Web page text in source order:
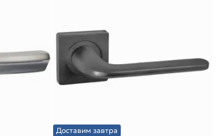
Доставим завтра